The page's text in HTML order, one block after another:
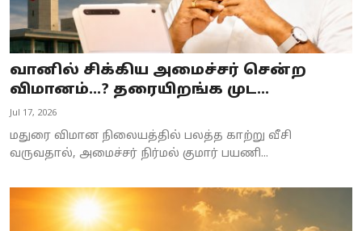
National
World
Astrology
Spirituality
Weather
Politics
வானில் சிக்கிய அமைச்சர் சென்ற
விமானம்...? தரையிறங்க முட...
Jul 17, 2026
மதுரை விமான நிலையத்தில் பலத்த காற்று வீசி
வருவதால், அமைச்சர் நிர்மல் குமார் பயணி...